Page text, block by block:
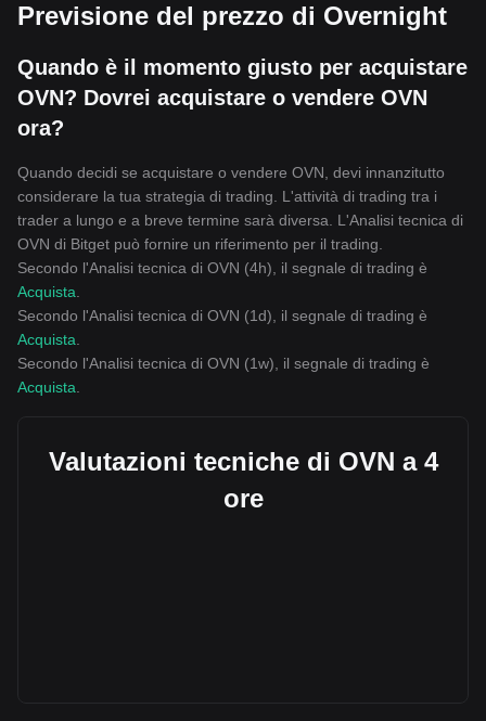
Previsione del prezzo di Overnight
Quando è il momento giusto per acquistare
OVN? Dovrei acquistare o vendere OVN
ora?
Quando decidi se acquistare o vendere OVN, devi innanzitutto
considerare la tua strategia di trading. L'attività di trading tra i
trader a lungo e a breve termine sarà diversa. L'Analisi tecnica di
OVN di Bitget può fornire un riferimento per il trading.
Secondo l'Analisi tecnica di OVN (4h), il segnale di trading è
Acquista
Secondo l'Analisi tecnica di OVN (1d), il segnale di trading è
Acquista
Secondo l'Analisi tecnica di OVN (1w), il segnale di trading è
Acquista
Valutazioni tecniche di OVN a 4
ore